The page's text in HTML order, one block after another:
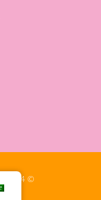
© Svenska med Baby, 2024